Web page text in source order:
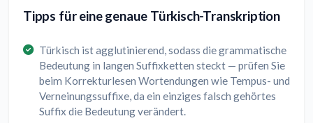
Tipps für eine genaue Türkisch-Transkription
Türkisch ist agglutinierend, sodass die grammatische
Bedeutung in langen Suffixketten steckt — prüfen Sie
beim Korrekturlesen Wortendungen wie Tempus- und
Verneinungssuffixe, da ein einziges falsch gehörtes
Suffix die Bedeutung verändert.